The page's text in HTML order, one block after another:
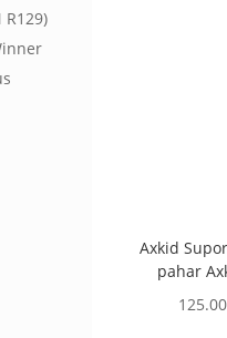
R129)
Axkid
pahar
125.00